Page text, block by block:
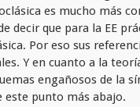
es mucho más
decir que para la EE
Por eso sus
Y en cuanto a la
engañosos de la
este punto más abajo.